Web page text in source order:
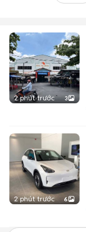
2 phút trước 3
2 phút trước 6